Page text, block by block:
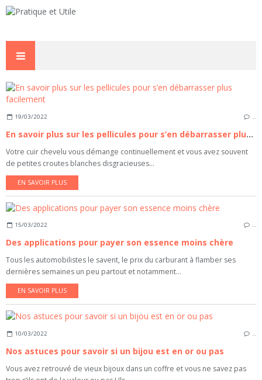
19/03/2022 …
En savoir plus sur les pellicules pour s’en débarrasser plus facilement
Votre cuir chevelu vous démange continuellement et vous avez souvent
de petites croutes blanches disgracieuses...
EN SAVOIR PLUS
15/03/2022 …
Des applications pour payer son essence moins chère
Tous les automobilistes le savent, le prix du carburant à flamber ses
dernières semaines un peu partout et notamment...
EN SAVOIR PLUS
10/03/2022 …
Nos astuces pour savoir si un bijou est en or ou pas
Vous avez retrouvé de vieux bijoux dans un coffre et vous ne savez pas